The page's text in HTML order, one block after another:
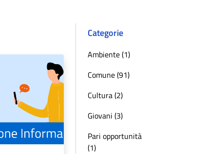
Categorie
Ambiente (1)
Comune (91)
Cultura (2)
Giovani (3)
Pari opportunità
(1)